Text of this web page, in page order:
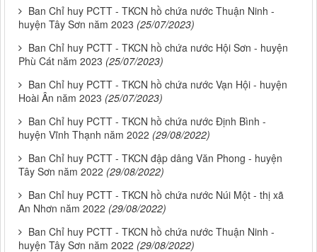
Ban Chỉ huy PCTT - TKCN hồ chứa nước Thuận Ninh -
huyện Tây Sơn năm 2023 (25/07/2023)
Ban Chỉ huy PCTT - TKCN hồ chứa nước Hội Sơn - huyện
Phù Cát năm 2023 (25/07/2023)
Ban Chỉ huy PCTT - TKCN hồ chứa nước Vạn Hội - huyện
Hoài Ân năm 2023 (25/07/2023)
Ban Chỉ huy PCTT - TKCN hồ chứa nước Định Bình -
huyện Vĩnh Thạnh năm 2022 (29/08/2022)
Ban Chỉ huy PCTT - TKCN đập dâng Văn Phong - huyện
Tây Sơn năm 2022 (29/08/2022)
Ban Chỉ huy PCTT - TKCN hồ chứa nước Núi Một - thị xã
An Nhơn năm 2022 (29/08/2022)
Ban Chỉ huy PCTT - TKCN hồ chứa nước Thuận Ninh -
huyện Tây Sơn năm 2022 (29/08/2022)